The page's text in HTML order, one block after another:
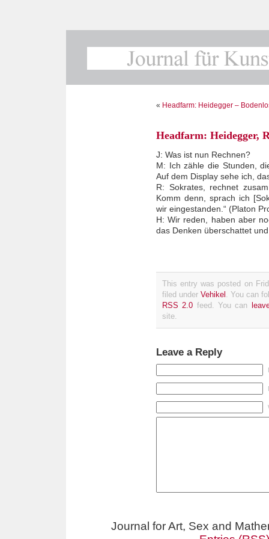
« Headfarm: Heidegger –
Headfarm: Heidegger,
J: Was ist nun Rechnen?
M: Ich zähle die Stunden,
Auf dem Display sehe ich,
R: Sokrates, rechnet
Komm denn, sprach ich
wir eingestanden.“ (Platon
H: Wir reden, haben aber
das Denken überschattet
This entry was posted on
filed underVehikel . You can
RSS 2.0 feed. You can
site.
Leave a Reply
Journal for Art, Sex and